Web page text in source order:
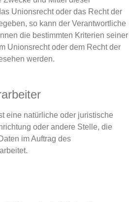
Unionsrecht oder das Recht der
so kann der Verantwortliche
die bestimmten Kriterien seiner
Unionsrecht oder dem Recht der
werden.
eine natürliche oder juristische
oder andere Stelle, die
im Auftrag des